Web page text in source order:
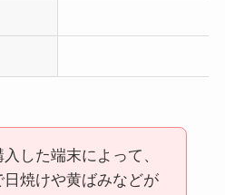
した端末によって、
日焼けや黄ばみなどが